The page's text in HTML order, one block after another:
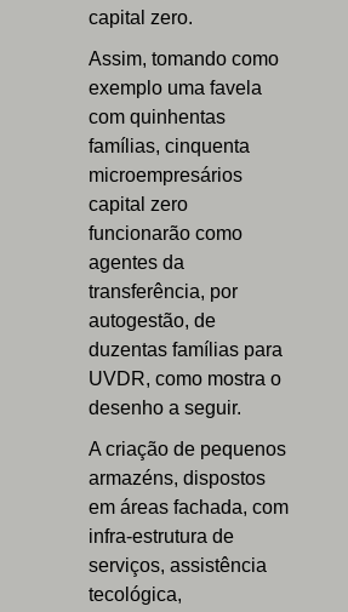
capital zero.
Assim, tomando como
exemplo uma favela
com quinhentas
famílias, cinquenta
microempresários
capital zero
funcionarão como
agentes da
transferência, por
autogestão, de
duzentas famílias para
UVDR, como mostra o
desenho a seguir.
A criação de pequenos
armazéns, dispostos
em áreas fachada, com
infra-estrutura de
serviços, assistência
tecológica,